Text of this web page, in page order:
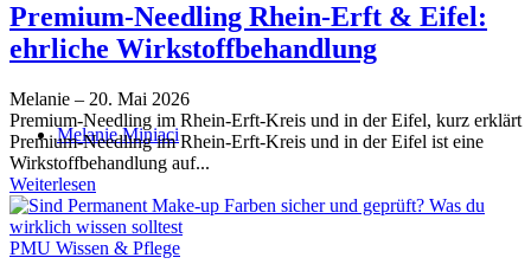
Melanie Miniaci
Premium-Needling Rhein-Erft & Eifel:
ehrliche Wirkstoffbehandlung
Melanie – 20. Mai 2026
Premium-Needling im Rhein-Erft-Kreis und in der Eifel, kurz erklärt
Premium-Needling im Rhein-Erft-Kreis und in der Eifel ist eine
Wirkstoffbehandlung auf...
Weiterlesen
PMU Wissen & Pflege